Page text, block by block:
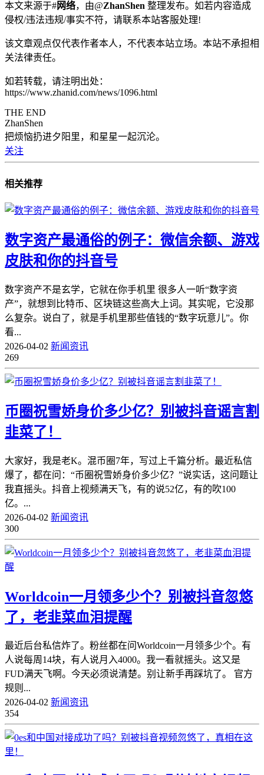
本文来源于#网络，由@ZhanShen 整理发布。如若内容造成
侵权/违法违规/事实不符，请联系本站客服处理!
该文章观点仅代表作者本人，不代表本站立场。本站不承担相
关法律责任。
如若转载，请注明出处：
https://www.zhanid.com/news/1096.html
THE END
ZhanShen
把烦恼扔进夕阳里，和星星一起沉沦。
关注
相关推荐
数字资产最通俗的例子：微信余额、游戏
皮肤和你的抖音号
数字资产不是玄学，它就在你手机里 很多人一听“数字资
产”，就想到比特币、区块链这些高大上词。其实呢，它没那
么复杂。说白了，就是手机里那些值钱的“数字玩意儿”。你
看...
2026-04-02 新闻资讯
269
币圈祝雪娇身价多少亿？别被抖音谣言割
韭菜了！
大家好，我是老K。混币圈7年，写过上千篇分析。最近私信
爆了，都在问：“币圈祝雪娇身价多少亿？”说实话，这问题让
我直摇头。抖音上视频满天飞，有的说52亿，有的吹100
亿。...
2026-04-02 新闻资讯
300
Worldcoin一月领多少个？别被抖音忽悠
了，老韭菜血泪提醒
最近后台私信炸了。粉丝都在问Worldcoin一月领多少个。有
人说每周14块，有人说月入4000。我一看就摇头。这又是
FUD满天飞啊。今天必须说清楚。别让新手再踩坑了。 官方
规则...
2026-04-02 新闻资讯
354